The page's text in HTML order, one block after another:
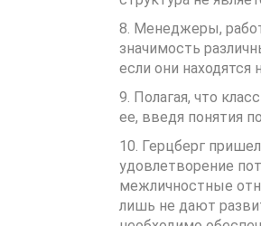
8. Менеджеры,
значимость
если они находятся
9. Полагая, что
ее, введя понятия
10. Герцберг
удовлетворение
межличностные
лишь не дают